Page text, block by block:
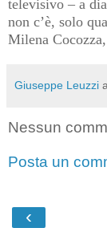
televisivo – a
non c’è, solo
Milena Cocozza,
Giuseppe Leuzzi
Nessun
Posta un
‹